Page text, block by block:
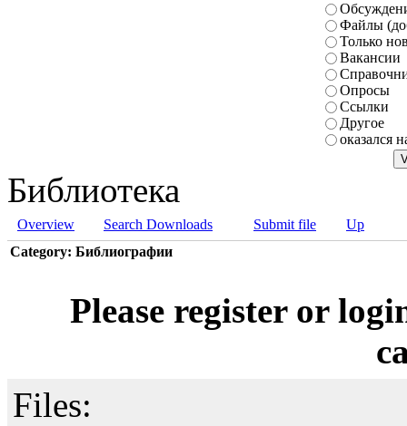
Файлы
Только
Вакансии
Опросы
Ссылки
Другое
оказался
Библиотека
Overview Search Downloads Submit file
Up
Category: Библиографии
Please register or
Files: